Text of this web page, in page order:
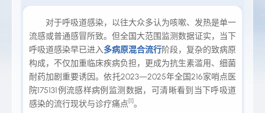
对于呼吸道感染， 以往大众多认为咳嗽、发热是单一
流感或普通感冒所致。但全国大范围监测数据证实，当下
呼吸道感染早已进入多病原混合流行阶段，复杂的致病原
构成，不仅加重临床疾病负担，更成为抗生素滥用、细菌
耐药加剧重要诱因。依托2023—2025年全国216家哨点医
院175131例流感样病例监测数据，可清晰看到当下呼吸道
感染的流行现状与诊疗痛点[1]。